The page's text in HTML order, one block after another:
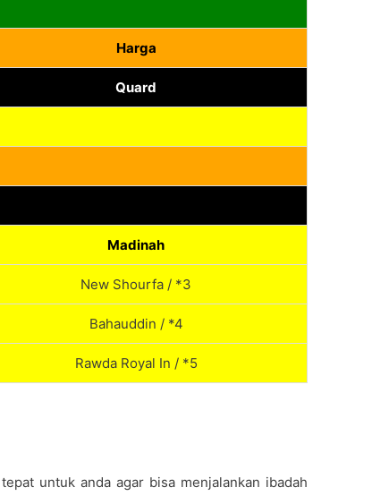
Harga
Quard
Madinah
New Shourfa / *3
Bahauddin / *4
Rawda Royal In / *5
untuk anda agar bisa menjalankan ibadah